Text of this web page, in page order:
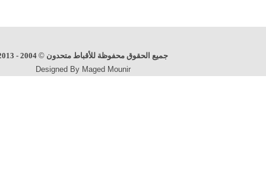
جميع الحقوق محفوظة للأقباط متحدون©
2004 - 2013
Designed By Maged Mounir